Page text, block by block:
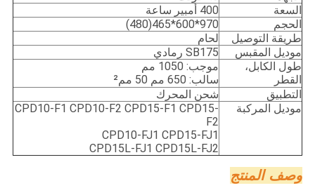
السعة
400 أمبير ساعة
الحجم
970*600*465(480)
طريقة التوصيل
لحام
موديل المقبس
SB175 رمادي
طول الكابل،
القطر
موجب: 1050 مم
سالب: 650 مم 50 مم²
التطبيق
شحن المحرك
موديل المركبة
CPD10-F1 CPD10-F2 CPD15-F1 CPD15-
F2
CPD10-FJ1 CPD15-FJ1
CPD15L-FJ1 CPD15L-FJ2
وصف المنتج